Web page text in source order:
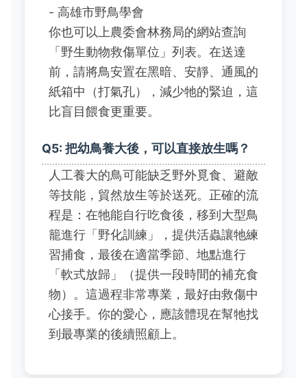
- 高雄市野鳥學會
你也可以上農委會林務局的網站查詢
「野生動物救傷單位」列表。在送達
前，請將鳥安置在黑暗、安靜、通風的
紙箱中（打氣孔），減少牠的緊迫，這
比盲目餵食更重要。
Q5: 把幼鳥養大後，可以直接放生嗎？
人工養大的鳥可能缺乏野外覓食、避敵
等技能，貿然放生等於送死。正確的流
程是：在牠能自行吃食後，移到大型鳥
籠進行「野化訓練」，提供活蟲讓牠練
習捕食，最後在適當季節、地點進行
「軟式放歸」（提供一段時間的補充食
物）。這過程非常專業，最好由救傷中
心接手。你的愛心，應該體現在幫牠找
到最專業的後續照顧上。